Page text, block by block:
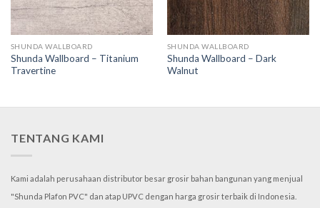
SHUNDA WALLBOARD
Shunda Wallboard – Titanium
Travertine
SHUNDA WALLBOARD
Shunda Wallboard – Dark
Walnut
TENTANG KAMI
Kami adalah perusahaan distributor besar grosir bahan bangunan yang menjual
"Shunda Plafon PVC" dan atap UPVC dengan harga grosir terbaik di Indonesia.